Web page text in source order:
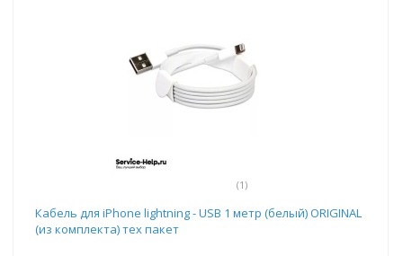
(1)
Кабель для iPhone lightning - USB 1 метр (белый) ORIGINAL
(из комплекта) тех пакет